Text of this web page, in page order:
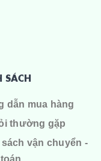
SÁCH
dẫn mua hàng
thường gặp
vận chuyển -